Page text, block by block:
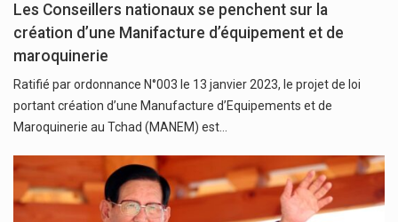
Les Conseillers nationaux se penchent sur la
création d’une Manifacture d’équipement et de
maroquinerie
Ratifié par ordonnance N°003 le 13 janvier 2023, le projet de loi
portant création d’une Manufacture d’Equipements et de
Maroquinerie au Tchad (MANEM) est…